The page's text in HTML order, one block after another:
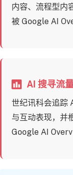
内容、流程型内
被 Google AI
AI 搜寻流
世纪讯科会追踪
与互动表现，并
Google AI